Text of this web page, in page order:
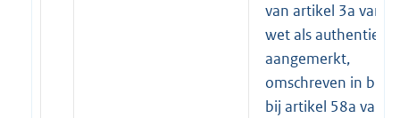
van artikel 3a van
wet als authentiek
aangemerkt,
omschreven in
bij artikel 58a van